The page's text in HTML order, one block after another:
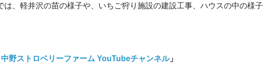
、軽井沢の苗の様子や、いちご狩り施設の建設工事、ハウスの中の様子
野ストロベリーファーム YouTubeチャンネル」